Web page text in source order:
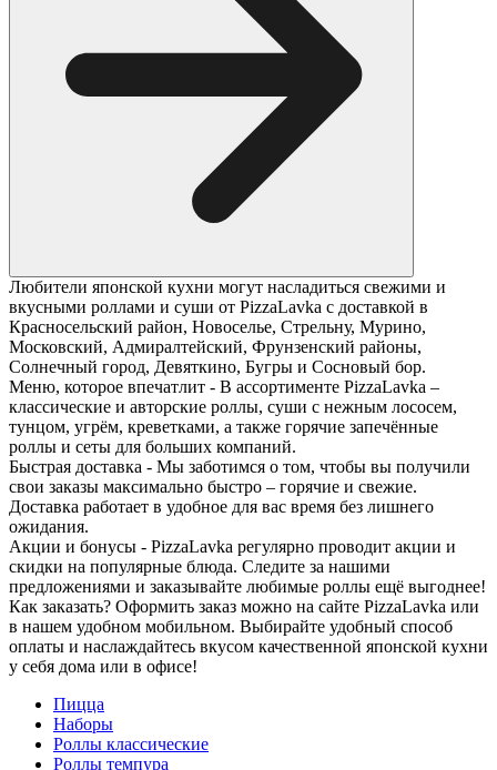
Любители японской кухни могут насладиться свежими и
вкусными роллами и суши от PizzaLavka с доставкой в
Красносельский район, Новоселье, Стрельну, Мурино,
Московский, Адмиралтейский, Фрунзенский районы,
Солнечный город, Девяткино, Бугры и Сосновый бор.
Меню, которое впечатлит - В ассортименте PizzaLavka –
классические и авторские роллы, суши с нежным лососем,
тунцом, угрём, креветками, а также горячие запечённые
роллы и сеты для больших компаний.
Быстрая доставка - Мы заботимся о том, чтобы вы получили
свои заказы максимально быстро – горячие и свежие.
Доставка работает в удобное для вас время без лишнего
ожидания.
Акции и бонусы - PizzaLavka регулярно проводит акции и
скидки на популярные блюда. Следите за нашими
предложениями и заказывайте любимые роллы ещё выгоднее!
Как заказать? Оформить заказ можно на сайте PizzaLavka или
в нашем удобном мобильном. Выбирайте удобный способ
оплаты и наслаждайтесь вкусом качественной японской кухни
у себя дома или в офисе!
Пицца
Наборы
Роллы классические
Роллы темпура